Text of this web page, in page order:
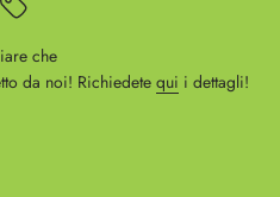
che
da noi! Richiedete qui i dettagli!